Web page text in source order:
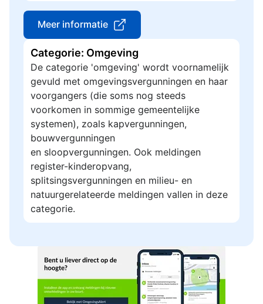
Meer informatie
Categorie: Omgeving
De categorie 'omgeving' wordt voornamelijk
gevuld met omgevingsvergunningen en haar
voorgangers (die soms nog steeds
voorkomen in sommige gemeentelijke
systemen), zoals kapvergunningen,
bouwvergunningen
en sloopvergunningen. Ook meldingen
register-kinderopvang,
splitsingsvergunningen en milieu- en
natuurgerelateerde meldingen vallen in deze
categorie.